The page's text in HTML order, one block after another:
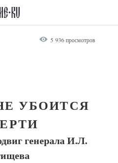
5 936 просмотров
УБОИТСЯ
генерала И.Л.